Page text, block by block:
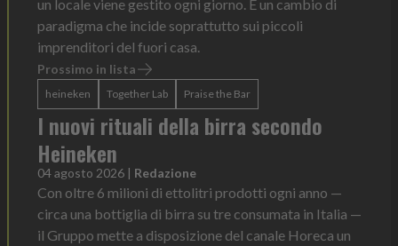
un locale viene gestito ogni giorno. È un cambio di
paradigma che incide soprattutto sui piccoli
imprenditori del fuori casa.
Prossimo in lista
heineken Together Lab Praise the Bar
I nuovi rituali della birra secondo
Heineken
04 agosto 2026 | Redazione
Con oltre 6 milioni di ettolitri prodotti ogni anno —
circa una bottiglia di birra su tre consumata in Italia —
il Gruppo mette a disposizione del canale Horeca un